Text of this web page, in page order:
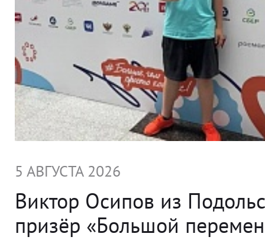
5 АВГУСТА 2026
Виктор Осипов из
призёр «Большой